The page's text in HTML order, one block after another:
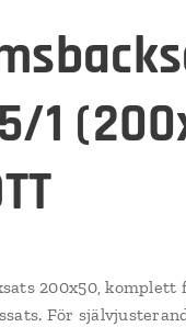
1
200x50, komplett
För